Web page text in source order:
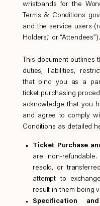
Continue
ผองเพื่อนผู้ใกล้ชิดของเรา
EXTENDED STORIES
คลังเรื่องราว
Expressions
พื้นที่ของนักสร้างสรรค์
BEYOND THE FESTIVAL
Chapters Kyoto
22–25 ตุลาคม 2026
Field.D
20 ธันวาคม 2026
Camp Wonder
18–23 ธันวาคม 2026
Din Daen
29–31 มกราคม 2027
Open Fields
ธันวาคม 2026 – มกราคม
ภาพบรรยากาศจาก The
พาร์ตเนอร์
แบรนด์ที่ร่วมงานกับเรา
ทุกข้อสงสัยของคุณมีคำตอบ
Directory
Everything A-Z
ที่จอดรถ
บริการลานจอดรถ
Wonderers ที่นำเต็นท์มาเอง
โรงแรม
ที่พักพาร์ตเนอร์
งาน
มาร่วมทีมกับเรา
wristbands for the
Terms & Conditions
and the service users
Holders,” or “Attendees”).
This document outlines
duties, liabilities,
that bind you as a
ticket purchasing
acknowledge that you
and agree to comply
Conditions as detailed
Ticket Purchase
are non-
resold, or
attempt to
result in them being
Specification